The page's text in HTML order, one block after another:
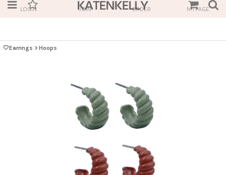
LOGIN JOIN ORDER MYPAGE
🤍Earrings > Hoops